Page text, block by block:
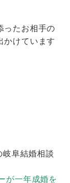
ったお相手の
かけています
阜結婚相談
が一年成婚を